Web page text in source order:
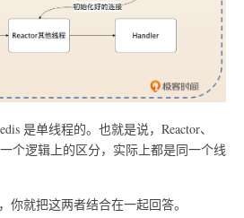
是单线程的。也就是说，Reactor、
个逻辑上的区分，实际上都是同一个线
你就把这两者结合在一起回答。